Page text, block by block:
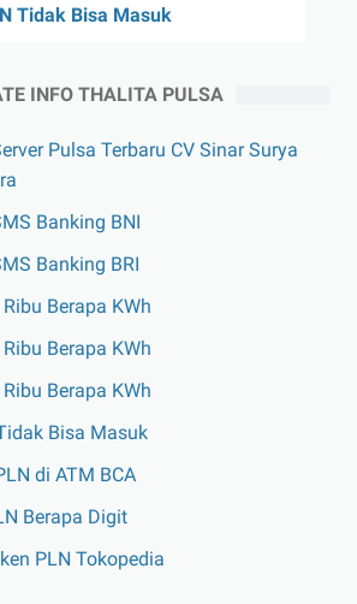
Tidak Bisa Masuk
INFO THALITA PULSA
Pulsa Terbaru CV Sinar Surya
Banking BNI
Banking BRI
Berapa KWh
Berapa KWh
Berapa KWh
Bisa Masuk
di ATM BCA
Berapa Digit
PLN Tokopedia